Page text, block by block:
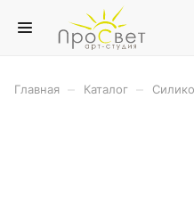
Главная Каталог